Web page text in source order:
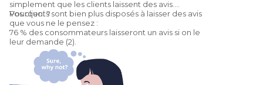
simplement que les clients laissent des avis.
Pourquoi ?
Vos clients sont bien plus disposés à laisser des avis
que vous ne le pensez :
76 % des consommateurs laisseront un avis si on le
leur demande (2).